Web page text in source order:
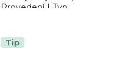
Provedení | Typ
košíkem, samostatné
Tip